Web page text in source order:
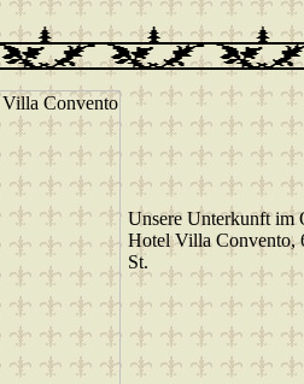
Unsere Unterkunft im
Hotel Villa Convento,
St.